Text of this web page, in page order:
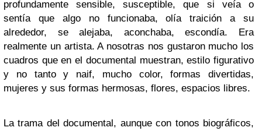
profundamente sensible, susceptible, que si veía o
sentía que algo no funcionaba, olía traición a su
alrededor, se alejaba, aconchaba, escondía. Era
realmente un artista. A nosotras nos gustaron mucho los
cuadros que en el documental muestran, estilo figurativo
y no tanto y naif, mucho color, formas divertidas,
mujeres y sus formas hermosas, flores, espacios libres.
La trama del documental, aunque con tonos biográficos,